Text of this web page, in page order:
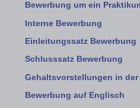
Bewerbung um ein
Interne Bewerbung
Einleitungssatz Bewerbung
Schlusssatz Bewerbung
Gehaltsvorstellungen in der
Bewerbung auf Englisch